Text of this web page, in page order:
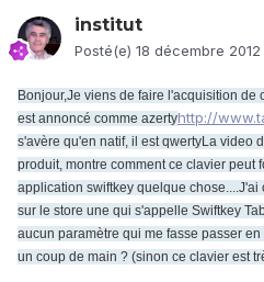
institut
Posté(e) 18 décembre 2012
Bonjour,Je viens de faire l'acquisition de
est annoncé comme azertyhttp://
s'avère qu'en natif, il est qwertyLa video
produit, montre comment ce clavier peut
application swiftkey quelque chose....J'ai
sur le store une qui s'appelle Swiftkey
aucun paramètre qui me fasse passer en
un coup de main ? (sinon ce clavier est